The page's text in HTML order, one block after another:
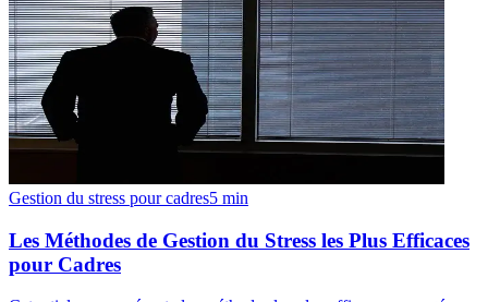
Gestion du stress pour cadres5 min
Les Méthodes de Gestion du Stress les Plus Efficaces
pour Cadres